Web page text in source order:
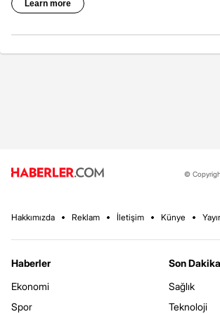
©
Hakkımızda Reklam İletişim Künye
Haberler
Ekonomi
Spor
Son Dakika
Sağlık
Teknoloji